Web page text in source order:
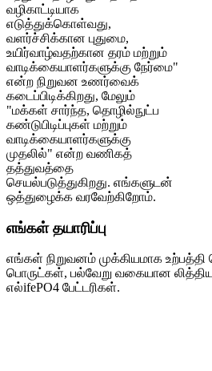
வழிகாட்டியாக
எடுத்துக்கொள்வது,
வளர்ச்சிக்கான புதுமை,
உயிர்வாழ்வதற்கான தரம் மற்றும்
வாடிக்கையாளர்களுக்கு நேர்மை"
என்ற நிறுவன உணர்வைக்
கடைப்பிடிக்கிறது, மேலும்
"மக்கள் சார்ந்த, தொழில்நுட்ப
கண்டுபிடிப்புகள் மற்றும்
வாடிக்கையாளர்களுக்கு
முதலில்" என்ற வணிகத்
தத்துவத்தை
செயல்படுத்துகிறது. எங்களுடன்
ஒத்துழைக்க வரவேற்கிறோம்.
எங்கள் தயாரிப்பு
எங்கள் நிறுவனம் முக்கியமாக உற்பத்தி
பொருட்கள், பல்வேறு வகையான
எல்ifePO4 பேட்டரிகள்.